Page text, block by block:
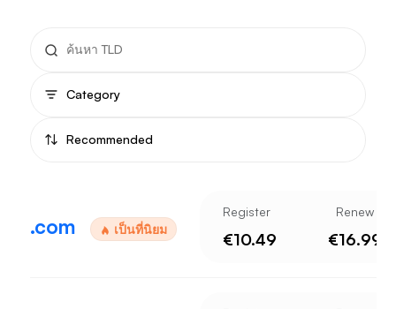
Category
Recommended
.com เป็นที่นิยม
Register
€10.49
Renew
€16.99